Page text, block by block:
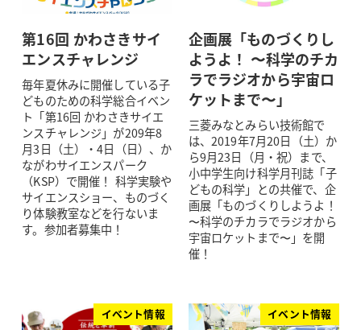
第16回 かわさきサイ
エンスチャレンジ
毎年夏休みに開催している子
どものための科学総合イベン
ト「第16回 かわさきサイエ
ンスチャレンジ」が209年8
月3日（土）・4日（日）、か
ながわサイエンスパーク
（KSP）で開催！ 科学実験や
サイエンスショー、ものづく
り体験教室などを行ないま
す。参加者募集中！
企画展「ものづくりし
ようよ！ 〜科学のチカ
ラでラジオから宇宙ロ
ケットまで〜」
三菱みなとみらい技術館で
は、2019年7月20日（土）か
ら9月23日（月・祝）まで、
小中学生向け科学月刊誌「子
どもの科学」との共催で、企
画展「ものづくりしようよ！
〜科学のチカラでラジオから
宇宙ロケットまで〜」を開
催！
イベント情報 イベント情報